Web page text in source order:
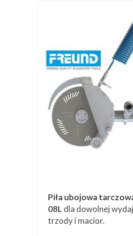
Piła ubojowa
08L dla dowolnej
trzody i macior.